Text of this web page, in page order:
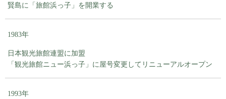
賢島に「旅館浜っ子」を開業する
1983年
日本観光旅館連盟に加盟
「観光旅館ニュー浜っ子」に屋号変更してリニューアルオープン
1993年